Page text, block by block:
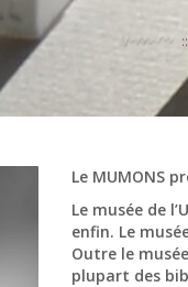
Le MUMONS
Le musée de
enfin. Le
Outre le
plupart des